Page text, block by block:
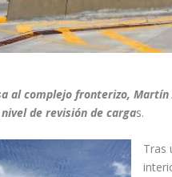
al complejo fronterizo,
de revisión de cargas.
Tras